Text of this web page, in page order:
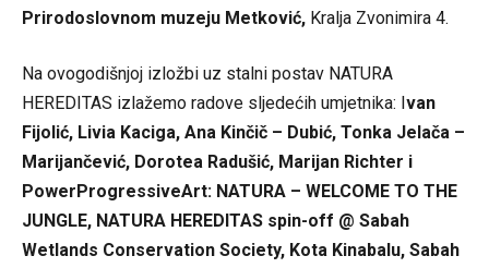
Prirodoslovnom muzeju Metković, Kralja Zvonimira 4.
Na ovogodišnjoj izložbi uz stalni postav NATURA
HEREDITAS izlažemo radove sljedećih umjetnika: Ivan
Fijolić, Livia Kaciga, Ana Kinčič – Dubić, Tonka Jelača –
Marijančević, Dorotea Radušić, Marijan Richter i
PowerProgressiveArt: NATURA – WELCOME TO THE
JUNGLE, NATURA HEREDITAS spin-off @ Sabah
Wetlands Conservation Society, Kota Kinabalu, Sabah